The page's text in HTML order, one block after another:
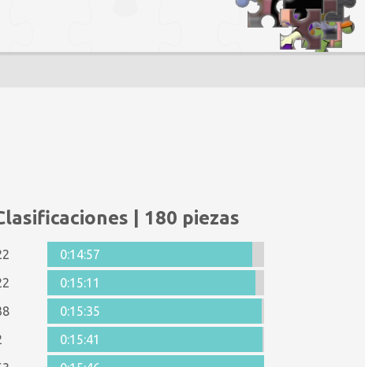
| 180 piezas
0:14:57
0:15:11
0:15:35
0:15:41